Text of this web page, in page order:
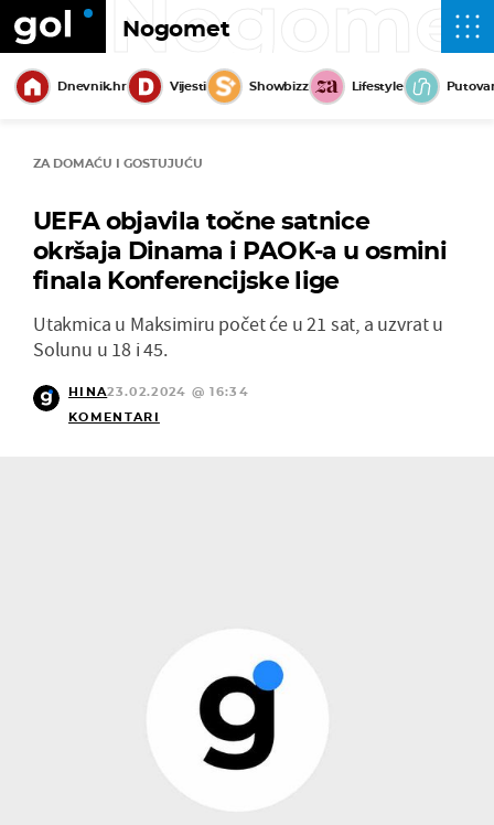
Nogomet
Dnevnik.hr Vijesti Showbizz Lifestyle
ZA DOMAĆU I GOSTUJUĆU
UEFA objavila točne satnice
okršaja Dinama i PAOK-a u osmini
finala Konferencijske lige
Utakmica u Maksimiru počet će u 21 sat, a uzvrat u
Solunu u 18 i 45.
HINA23.02.2024 @ 16:34
KOMENTARI